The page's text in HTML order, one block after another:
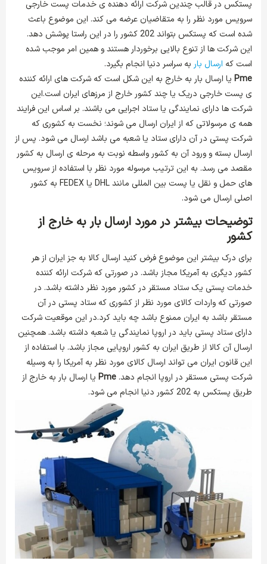
پستکس در قالب چندین شرکت ارائه دهنده ی خدمات پست خارجی
سرویس مورد نظر را به متقاضیان عرضه می کند. این موضوع باعث
شده است که پستکس بتواند 202 کشور را در این راستا پوشش دهد.
این شرکت ها از تنوع بالایی برخوردار هستند و همین امر موجب شده
است که ارسال بار به سراسر دنیا انجام بگیرد.
Pme یا ارسال بار به خارج به این شکل است که شرکت های ارائه کننده
ی پست خارجی دریک یا چند کشور خارج از مرزهای ایران است.این
شرکت ها دارای نمایندگی یا ستاد اجرایی می باشند. بر اساس این فرایند
همه ی مرسولاتی که از ایران ارسال می شوند؛ نخست به کشوری که
شرکت پستی در آن دارای ستاد یا شعبه می باشد ارسال می شود. پس از
ارسال بسته و ورود آن به کشور واسطه نوبت به مرحله ی ارسال به کشور
مقصد می رسد. به این ترتیب مرسوله مورد نظر با استفاده از سرویس
های حمل و نقل یا پست بین المللی مانند DHL یا FEDEX به کشور
اصلی ارسال می شود.
توضیحات بیشتر در مورد ارسال بار به خارج از
کشور
برای درک بیشتر این موضوع فرض کنید ارسال کالا به جز ایران از هر
کشور دیگری به آمریکا مجاز باشد. در صورتی که شرکت ارائه کننده
خدمات پستی یک ستاد مستقر در کشور مورد نظر داشته باشد. در
صورتی که واردات کالای مورد نظر از کشوری که ستاد پستی در آن
مستقر باشد به ایران ممنوع باشد چه باید کرد.در این موقعیت شرکت
دارای ستاد پستی باید در اروپا نمایندگی یا شعبه داشته باشد. همچنین
ارسال آن کالا از طریق ایران به کشور اروپایی مجاز باشد. با استفاده از
این قانون ایران می تواند ارسال کالای مورد نظر به آمریکا را به وسیله
شرکت پستی مستقر در اروپا انجام دهد. Pme یا ارسال بار به خارج از
طریق پستکس به 202 کشور دنیا انجام می شود.